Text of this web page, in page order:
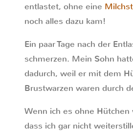
entlastet, ohne eine
noch alles dazu kam!
Ein paar Tage nach der
schmerzen. Mein Sohn
dadurch, weil er mit dem
Brustwarzen waren durch
Wenn ich es ohne
dass ich gar nicht